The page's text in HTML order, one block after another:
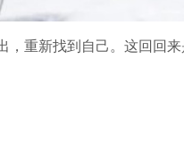
，重新找到自己。这回回来